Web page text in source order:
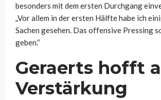
besonders mit dem ersten Durchgang
„Vor allem in der ersten Hälfte habe ich
Sachen gesehen. Das offensive Pressing
geben.“
Geraerts hofft
Verstärkung